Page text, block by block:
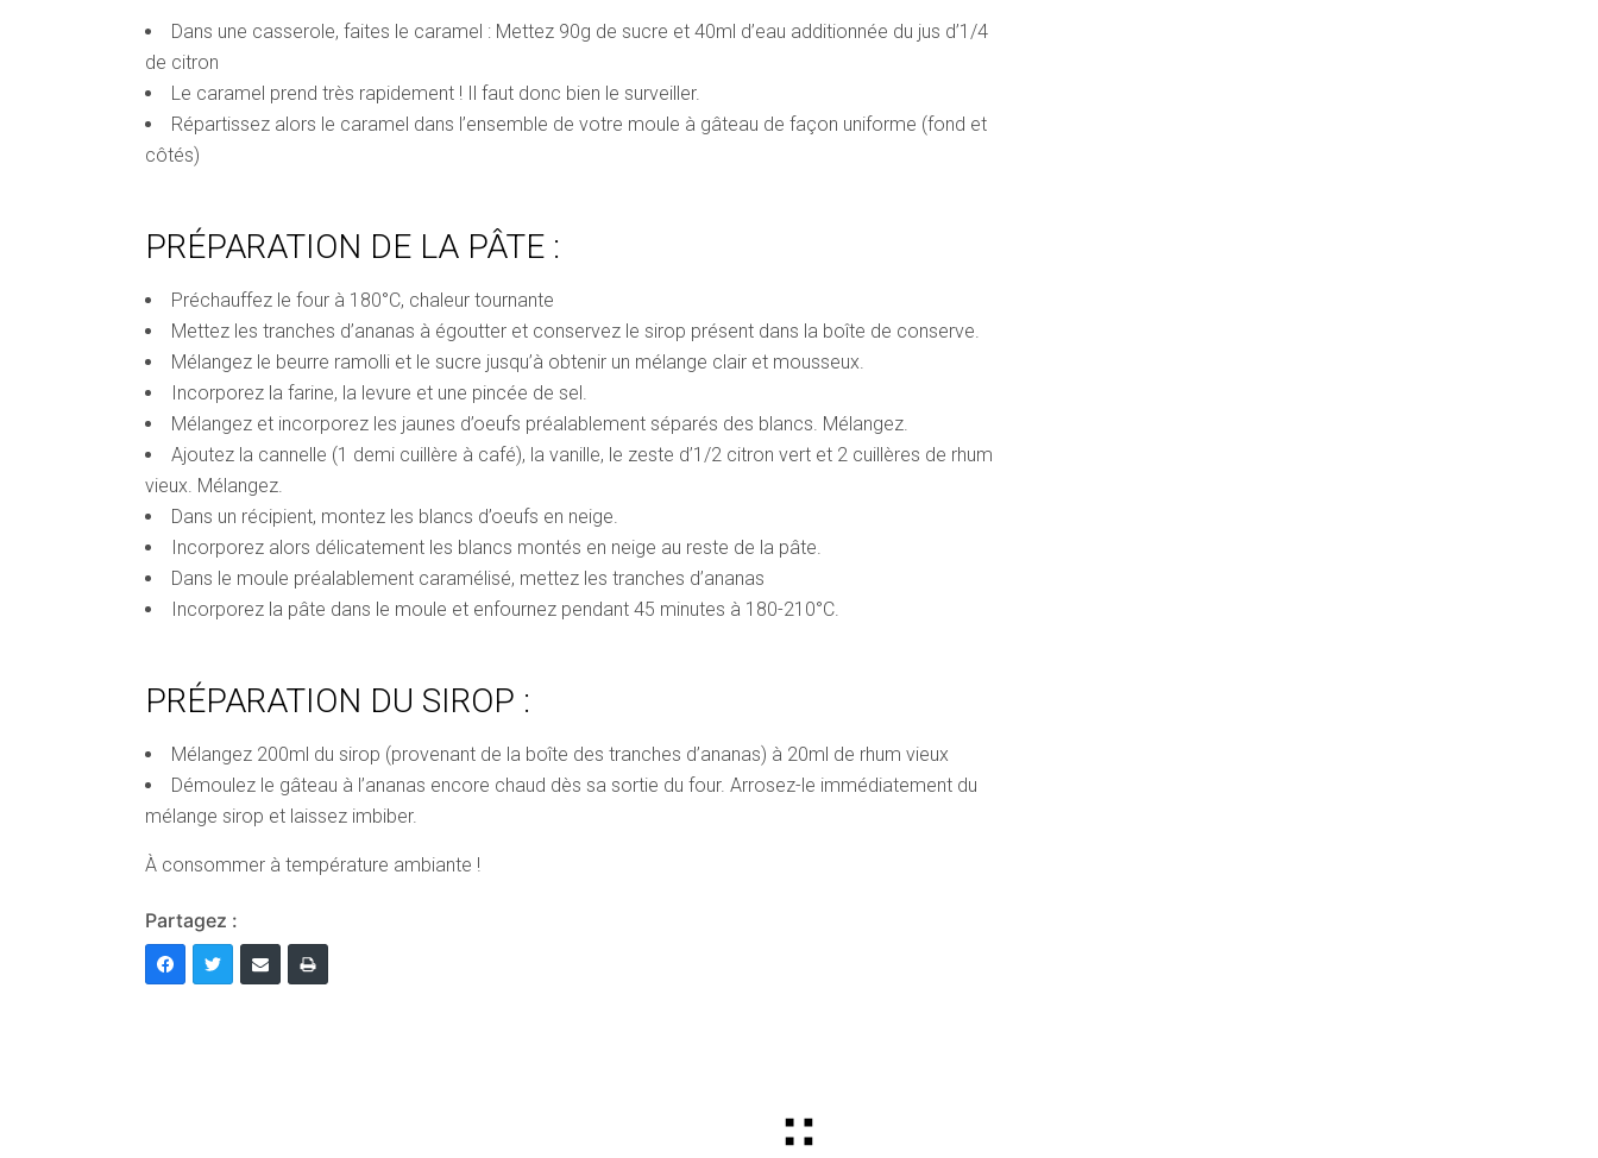
Dans une casserole, faites le caramel : Mettez 90g de sucre et 40ml d’eau additionnée du jus d’1/4
de citron
Le caramel prend très rapidement ! Il faut donc bien le surveiller.
Répartissez alors le caramel dans l’ensemble de votre moule à gâteau de façon uniforme (fond et
côtés)
PRÉPARATION DE LA PÂTE :
Préchauffez le four à 180°C, chaleur tournante
Mettez les tranches d’ananas à égoutter et conservez le sirop présent dans la boîte de conserve.
Mélangez le beurre ramolli et le sucre jusqu’à obtenir un mélange clair et mousseux.
Incorporez la farine, la levure et une pincée de sel.
Mélangez et incorporez les jaunes d’oeufs préalablement séparés des blancs. Mélangez.
Ajoutez la cannelle (1 demi cuillère à café), la vanille, le zeste d’1/2 citron vert et 2 cuillères de rhum
vieux. Mélangez.
Dans un récipient, montez les blancs d’oeufs en neige.
Incorporez alors délicatement les blancs montés en neige au reste de la pâte.
Dans le moule préalablement caramélisé, mettez les tranches d’ananas
Incorporez la pâte dans le moule et enfournez pendant 45 minutes à 180-210°C.
PRÉPARATION DU SIROP :
Mélangez 200ml du sirop (provenant de la boîte des tranches d’ananas) à 20ml de rhum vieux
Démoulez le gâteau à l’ananas encore chaud dès sa sortie du four. Arrosez-le immédiatement du
mélange sirop et laissez imbiber.
À consommer à température ambiante !
Partagez :